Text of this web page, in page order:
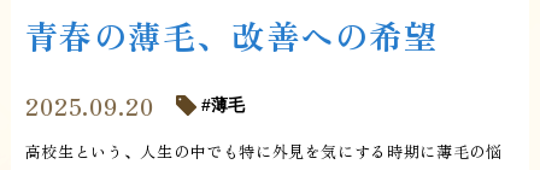
青春の薄毛、改善への希望
2025.09.20 薄毛
高校生という、人生の中でも特に外見を気にする時期に薄毛の悩